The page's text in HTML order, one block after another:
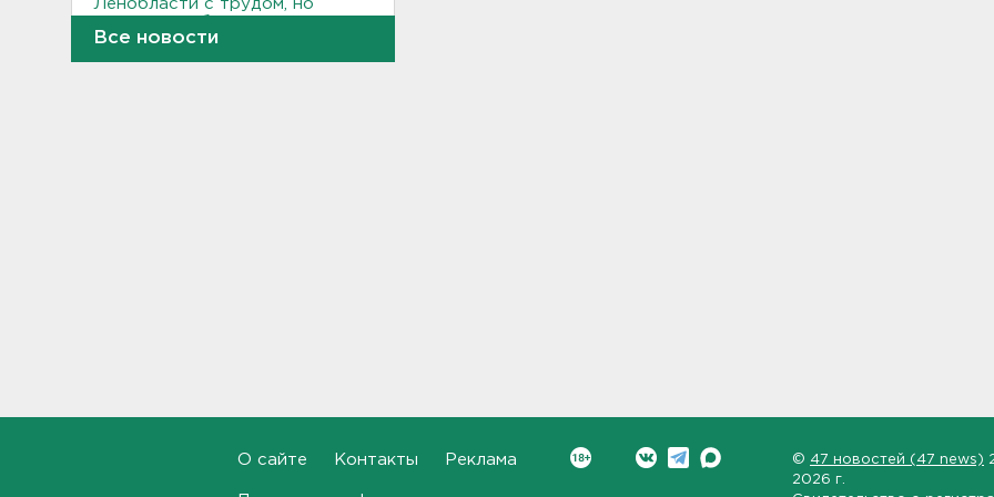
Ленобласти с трудом, но
Наезд моторной лодки на
матрас с детьми в
Все новости
О сайте Контакты Реклама © 47 новостей (47 news)
2026 г.